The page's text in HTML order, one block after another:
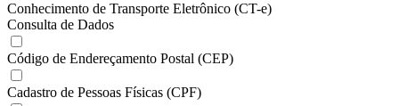
Conhecimento de Transporte Eletrônico (CT-e)
Consulta de Dados
Código de Endereçamento Postal (CEP)
Cadastro de Pessoas Físicas (CPF)